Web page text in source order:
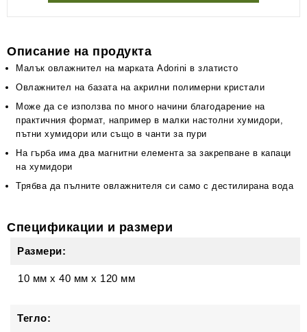
Описание на продукта
Малък овлажнител на марката Аdorini в златисто
Овлажнител на базата на акрилни полимерни кристали
Може да се използва по много начини благодарение на
практичния формат, например в малки настолни хумидори,
пътни хумидори или също в чанти за пури
На гърба има два магнитни елемента за закрепване в капаци
на хумидори
Трябва да пълните овлажнителя си само с дестилирана вода
Спецификации и размери
Размери:
10 мм x 40 мм x 120 мм
Тегло: